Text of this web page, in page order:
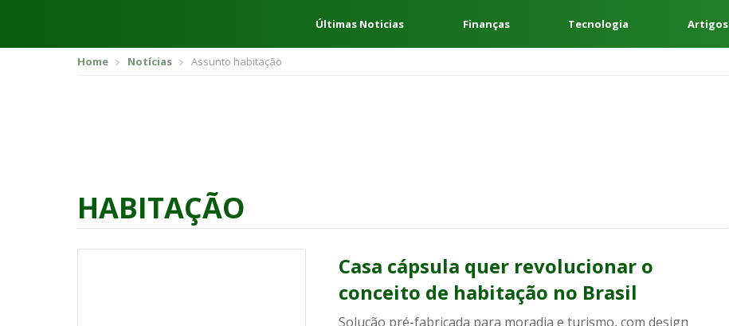
Últimas Noticias Finanças Tecnologia Artigos
Home Notícias Assunto habitação
HABITAÇÃO
Casa cápsula quer revolucionar o
conceito de habitação no Brasil
Solução pré-fabricada para moradia e turismo, com design